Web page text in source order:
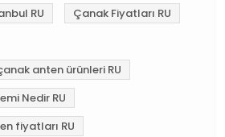
RU
Çanak Fiyatları RU
anten ürünleri RU
Nedir RU
fiyatları RU